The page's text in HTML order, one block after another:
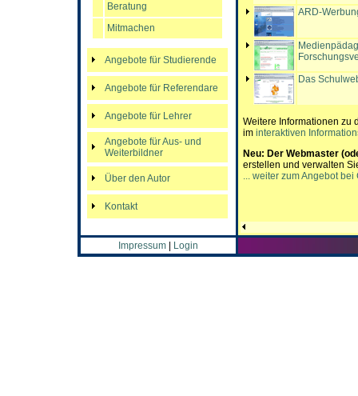
Beratung
Mitmachen
Angebote für Studierende
Angebote für Referendare
Angebote für Lehrer
Angebote für Aus- und
Weiterbildner
Über den Autor
Kontakt
ARD-
Das
Weitere Informationen zu
im interaktiven
Neu: Der Webmaster
erstellen und verwalten
... weiter zum Angebot
Impressum Login